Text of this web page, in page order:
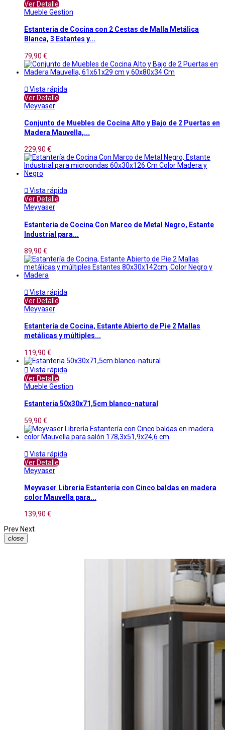
Ver Detalle
Mueble Gestion
Estanteria de Cocina con 2 Cestas de Malla Metálica
Blanca, 3 Estantes y...
79,90 €
 Vista rápida
Ver Detalle
Meyvaser
Conjunto de Muebles de Cocina Alto y Bajo de 2 Puertas en
Madera Mauvella,...
229,90 €
 Vista rápida
Ver Detalle
Meyvaser
Estantería de Cocina Con Marco de Metal Negro, Estante
Industrial para...
89,90 €
 Vista rápida
Ver Detalle
Meyvaser
Estantería de Cocina, Estante Abierto de Pie 2 Mallas
metálicas y múltiples...
119,90 €
 Vista rápida
Ver Detalle
Mueble Gestion
Estanteria 50x30x71,5cm blanco-natural
59,90 €
 Vista rápida
Ver Detalle
Meyvaser
Meyvaser Librería Estantería con Cinco baldas en madera
color Mauvella para...
139,90 €
Prev Next
close